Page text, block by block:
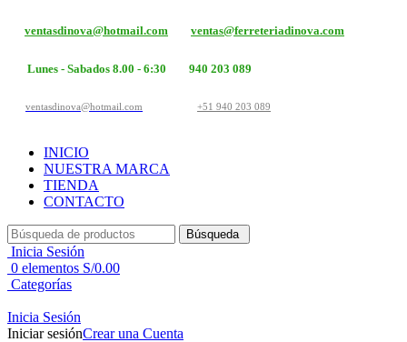
ventasdinova@hotmail.com ventas@ferreteriadinova.com
Lunes - Sabados 8.00 - 6:30 940 203 089
ventasdinova@hotmail.com +51 940 203 089
INICIO
NUESTRA MARCA
TIENDA
CONTACTO
Búsqueda
Inicia Sesión
0 elementos S/0.00
Categorías
Inicia Sesión
Iniciar sesiónCrear una Cuenta